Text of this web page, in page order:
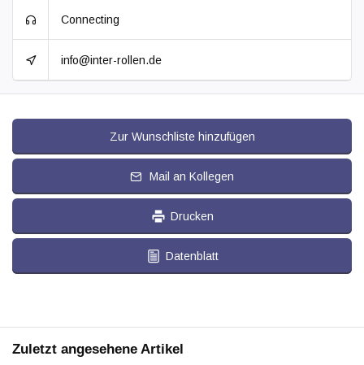
Connecting
info@inter-rollen.de
Zur Wunschliste hinzufügen
Mail an Kollegen
Drucken
Datenblatt
Zuletzt angesehene Artikel